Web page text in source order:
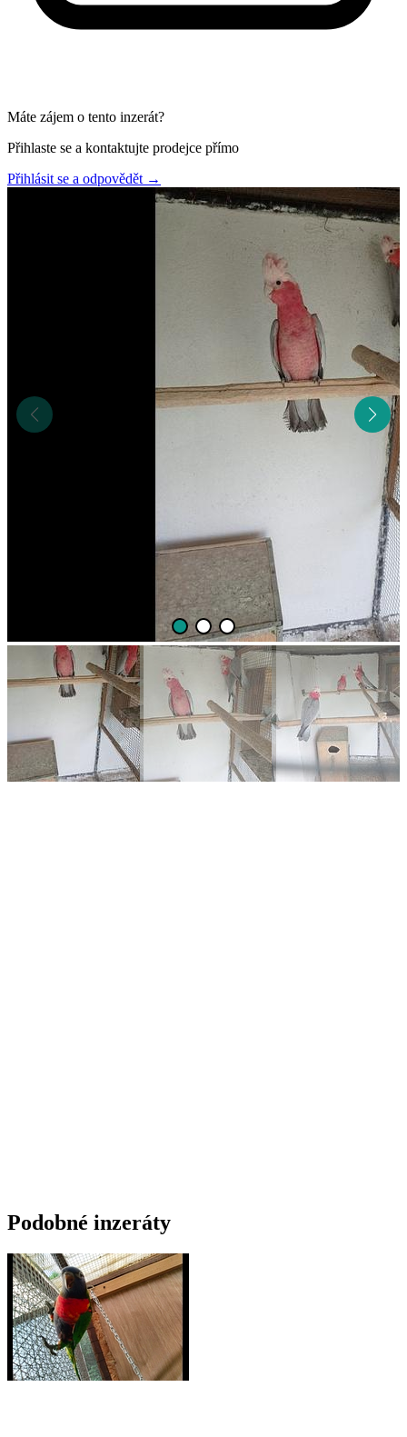
Máte zájem o tento inzerát?
Přihlaste se a kontaktujte prodejce přímo
Přihlásit se a odpovědět →
Podobné inzeráty